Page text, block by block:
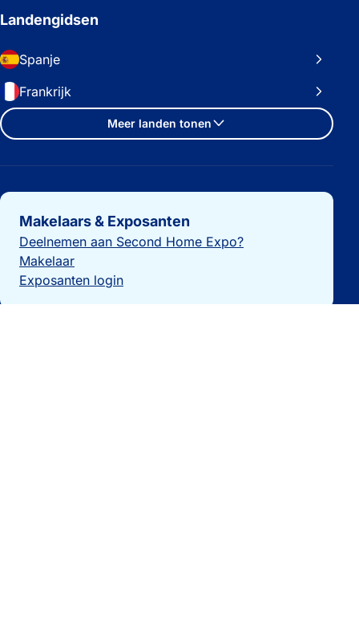
Landengidsen
Spanje
Frankrijk
Meer landen tonen
Belangrijke links
Makelaars & Exposanten
Deelnemen aan Second Home Expo?
Makelaar
Exposanten login